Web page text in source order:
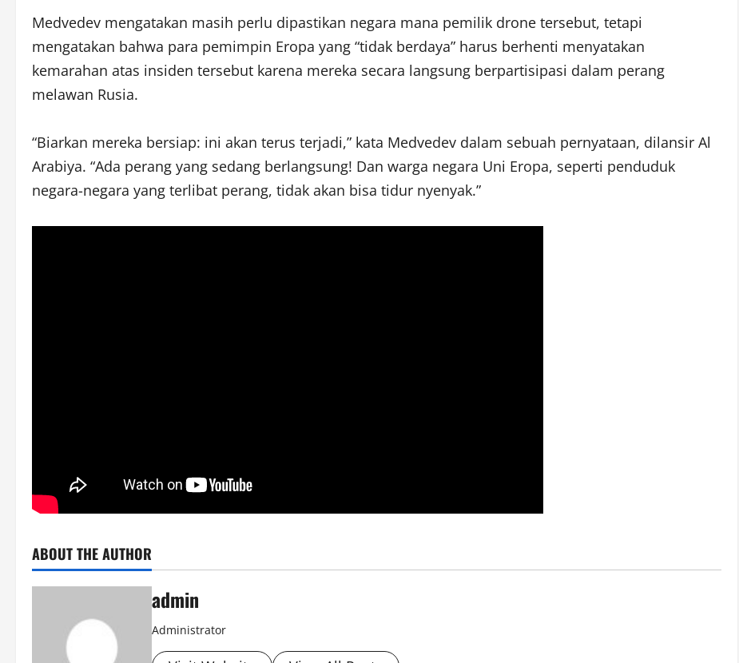
Medvedev mengatakan masih perlu dipastikan negara mana pemilik drone tersebut, tetapi
mengatakan bahwa para pemimpin Eropa yang “tidak berdaya” harus berhenti menyatakan
kemarahan atas insiden tersebut karena mereka secara langsung berpartisipasi dalam perang
melawan Rusia.
“Biarkan mereka bersiap: ini akan terus terjadi,” kata Medvedev dalam sebuah pernyataan, dilansir Al
Arabiya. “Ada perang yang sedang berlangsung! Dan warga negara Uni Eropa, seperti penduduk
negara-negara yang terlibat perang, tidak akan bisa tidur nyenyak.”
ABOUT THE AUTHOR
admin
Administrator